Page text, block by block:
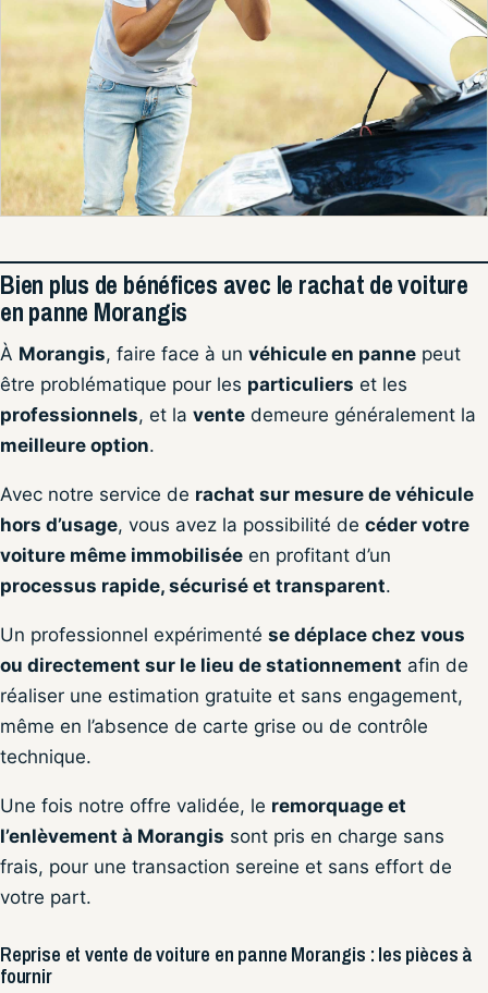
Bien plus de bénéfices avec le rachat de voiture
en panne Morangis
À Morangis, faire face à un véhicule en panne peut
être problématique pour les particuliers et les
professionnels, et la vente demeure généralement la
meilleure option.
Avec notre service de rachat sur mesure de véhicule
hors d’usage, vous avez la possibilité de céder votre
voiture même immobilisée en profitant d’un
processus rapide, sécurisé et transparent.
Un professionnel expérimenté se déplace chez vous
ou directement sur le lieu de stationnement afin de
réaliser une estimation gratuite et sans engagement,
même en l’absence de carte grise ou de contrôle
technique.
Une fois notre offre validée, le remorquage et
l’enlèvement à Morangis sont pris en charge sans
frais, pour une transaction sereine et sans effort de
votre part.
Reprise et vente de voiture en panne Morangis : les pièces à
fournir